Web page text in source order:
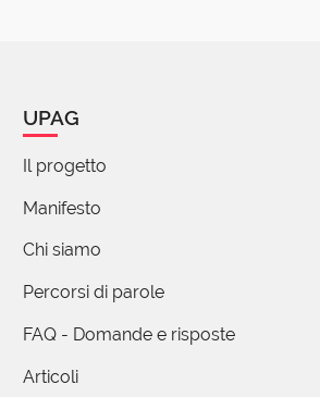
UPAG
Il progetto
Manifesto
Chi siamo
Percorsi di parole
FAQ - Domande e risposte
Articoli